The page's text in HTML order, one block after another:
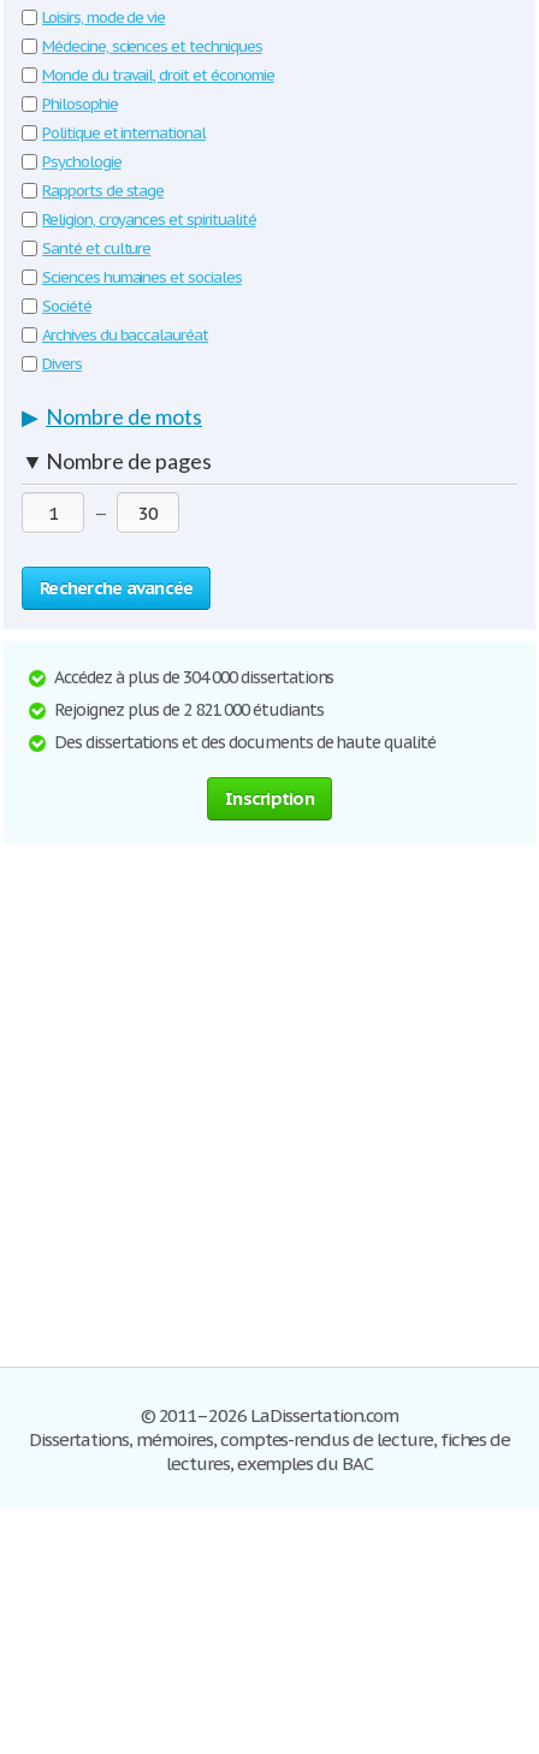
Loisirs, mode de vie
Médecine, sciences et techniques
Monde du travail, droit et économie
Philosophie
Politique et international
Psychologie
Rapports de stage
Religion, croyances et spiritualité
Santé et culture
Sciences humaines et sociales
Société
Archives du baccalauréat
Divers
▶ Nombre de mots
▼ Nombre de pages
—
Recherche avancée
Accédez à plus de 304 000 dissertations
Rejoignez plus de 2 821 000 étudiants
Des dissertations et des documents de haute qualité
Inscription
© 2011–2026 LaDissertation.com
Dissertations, mémoires, comptes-rendus de lecture, fiches de
lectures, exemples du BAC